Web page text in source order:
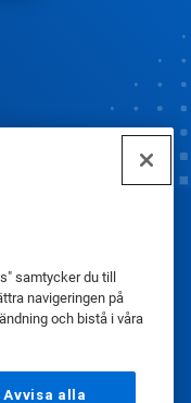
samtycker du till
navigeringen på
och bistå i våra
Avvisa alla
|